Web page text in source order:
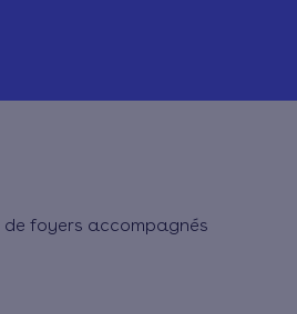
de foyers accompagnés